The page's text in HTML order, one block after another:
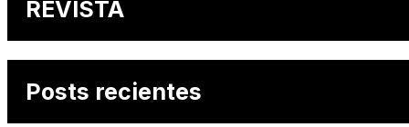
REVISTA
Posts recientes